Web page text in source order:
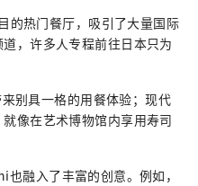
热门餐厅，吸引了大量国际
，许多人专程前往日本只为
别具一格的用餐体验；现代
像在艺术博物馆内享用寿司
融入了丰富的创意。例如，